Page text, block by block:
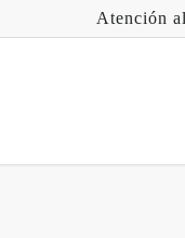
Atención